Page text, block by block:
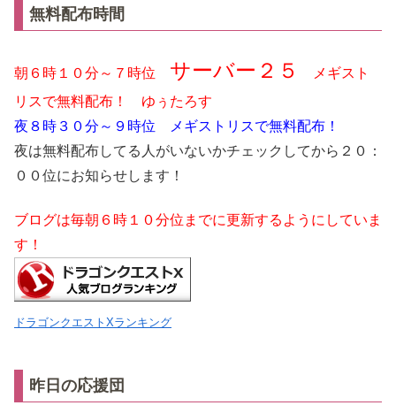
無料配布時間
朝６時１０分～７時位 サーバー２５
メギスト
リスで無料配布！ ゆぅたろす
夜８時３０分～９時位 メギストリスで無料配布！
夜は無料配布してる人がいないかチェックしてから２０：
００位にお知らせします！
ブログは毎朝６時１０分位までに更新するようにしていま
す！
ドラゴンクエストXランキング
昨日の応援団